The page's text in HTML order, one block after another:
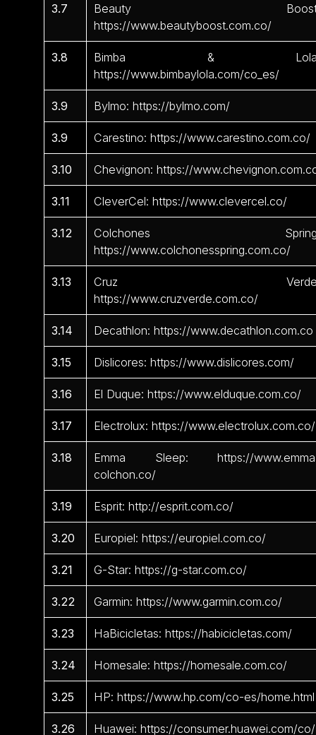
3.7
Beauty
https://www.beautyboost.com.co/
3.8
Bimba &
https://www.bimbaylola.com/co_es/
3.9 Bylmo: https://bylmo.com/
3.9 Carestino: https://www.carestino.com.co/
3.10 Chevignon: https://
3.11 CleverCel: https://www.clevercel.co/
3.12
Colchones
https://www.colchonesspring.com.co/
3.13
Cruz
https://www.cruzverde.com.co/
3.14 Decathlon: https://www.decathlon.com.co
3.15 Dislicores: https://www.dislicores.com/
3.16 El Duque: https://www.elduque.com.co/
3.17 Electrolux: https://www.electrolux.com.co/
3.18
Emma Sleep: https://
colchon.co/
3.19 Esprit: http://esprit.com.co/
3.20 Europiel: https://europiel.com.co/
3.21 G-Star: https://g-star.com.co/
3.22 Garmin: https://www.garmin.com.co/
3.23 HaBicicletas: https://habicicletas.com/
3.24 Homesale: https://homesale.com.co/
3.25 HP: https://www.hp.com/co-es/home.html
3.26 Huawei: https://consumer.huawei.com/co/